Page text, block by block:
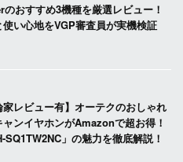
おすすめ3機種を厳選レビュー！
使い心地をVGP審査員が実機検証
家レビュー有】オーテクのおしゃれ
ャンイヤホンがAmazonで超お得！
SQ1TW2NC」の魅力を徹底解説！